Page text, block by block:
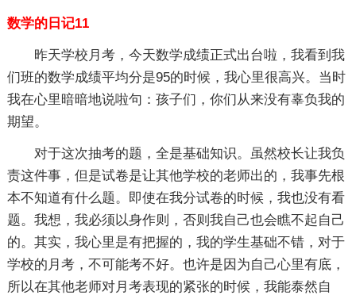
数学的日记11
昨天学校月考，今天数学成绩正式出台啦，我看到我
们班的数学成绩平均分是95的时候，我心里很高兴。当时
我在心里暗暗地说啦句：孩子们，你们从来没有辜负我的
期望。
对于这次抽考的题，全是基础知识。虽然校长让我负
责这件事，但是试卷是让其他学校的老师出的，我事先根
本不知道有什么题。即使在我分试卷的时候，我也没有看
题。我想，我必须以身作则，否则我自己也会瞧不起自己
的。其实，我心里是有把握的，我的学生基础不错，对于
学校的月考，不可能考不好。也许是因为自己心里有底，
所以在其他老师对月考表现的紧张的时候，我能泰然自